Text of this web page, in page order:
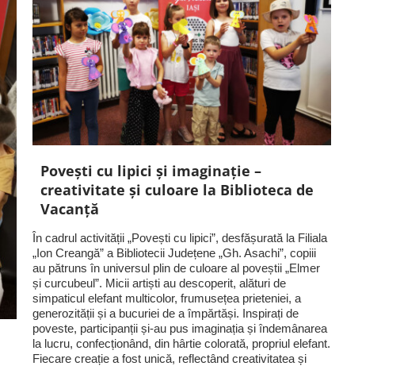
Povești cu lipici și imaginație –
creativitate și culoare la Biblioteca de
Vacanță
În cadrul activității „Povești cu lipici”, desfășurată la Filiala
„Ion Creangă” a Bibliotecii Județene „Gh. Asachi”, copiii
au pătruns în universul plin de culoare al poveștii „Elmer
și curcubeul”. Micii artiști au descoperit, alături de
simpaticul elefant multicolor, frumusețea prieteniei, a
generozității și a bucuriei de a împărtăși. Inspirați de
poveste, participanții și-au pus imaginația și îndemânarea
la lucru, confecționând, din hârtie colorată, propriul elefant.
Fiecare creație a fost unică, reflectând creativitatea și